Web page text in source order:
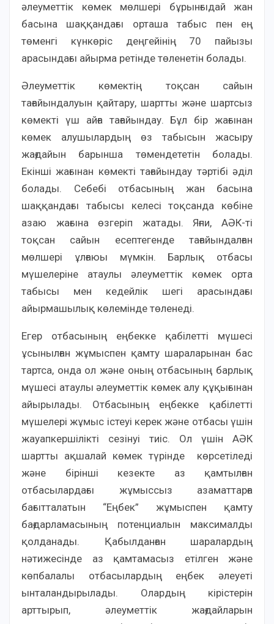
әлеуметтік көмек мөлшері бұрынғыдай жан
басына шаққандағы орташа табыс пен ең
төменгі күнкөріс деңгейінің 70 пайызы
арасындағы айырма ретінде төленетін болады.
Әлеуметтік көмектің тоқсан сайын
тағайындалуын қайтару, шартты және шартсыз
көмекті үш айға тағайындау. Бұл бір жағынан
көмек алушылардың өз табысын жасыру
жағдайын барынша төмендететін болады.
Екінші жағынан көмекті тағайындау тәртібі әділ
болады. Себебі отбасының жан басына
шаққандағы табысы келесі тоқсанда көбіне
азаю жағына өзгеріп жатады. Яғни, АӘК-ті
тоқсан сайын есептегенде тағайындалған
мөлшері ұлғаюы мүмкін. Барлық отбасы
мүшелеріне атаулы әлеуметтік көмек орта
табысы мен кедейлік шегі арасындағы
айырмашылық көлемінде төленеді.
Егер отбасының еңбекке қабілетті мүшесі
ұсынылған жұмыспен қамту шараларынан бас
тартса, онда ол және оның отбасының барлық
мүшесі атаулы әлеуметтік көмек алу құқығынан
айырылады. Отбасының еңбекке қабілетті
мүшелері жұмыс істеуі керек және отбасы үшін
жауапкершілікті сезінуі тиіс. Ол үшін АӘК
шартты ақшалай көмек түрінде көрсетіледі
және бірінші кезекте аз қамтылған
отбасылардағы жұмыссыз азаматтарға
бағытталатын “Еңбек” жұмыспен қамту
бағдарламасының потенциалын максималды
қолданады. Қабылданған шаралардың
нәтижесінде аз қамтамасыз етілген және
көпбалалы отбасылардың еңбек әлеуеті
ынталандырылады. Олардың кірістерін
арттырып, әлеуметтік жағдайларын